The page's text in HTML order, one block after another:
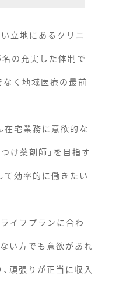
立地にあるクリニ
の充実した体制で
く地域医療の最前
宅業務に意欲的な
け薬剤師」を目指す
効率的に働きたい
イフプランに合わ
い方でも意欲があれ
頑張りが正当に収入